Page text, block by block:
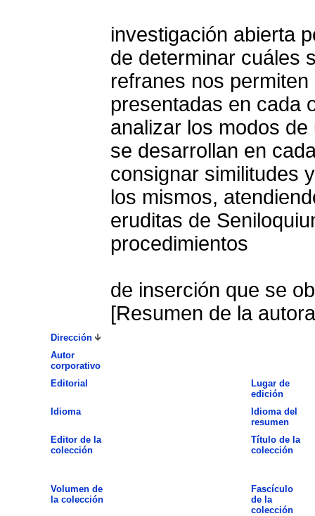
investigación abierta
de determinar cuáles
refranes nos
presentadas en cada
analizar los modos
se desarrollan en
consignar similitudes
los mismos,
eruditas de
procedimientos
de inserción que se
[Resumen de la
Dirección
Autor
corporativo
Editorial
Lugar de
edición
Idioma
Idioma del
resumen
Editor de la
colección
Título de la
colección
Volumen de
la colección
Fascículo
de la
colección